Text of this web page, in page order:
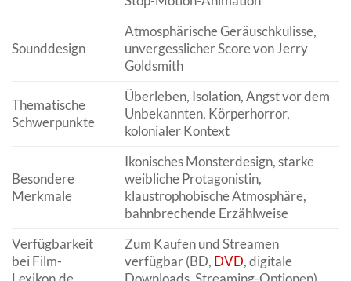
Sounddesign
Atmosphärische Geräuschkulisse,
unvergesslicher Score von Jerry
Goldsmith
Thematische
Schwerpunkte
Überleben, Isolation, Angst vor dem
Unbekannten, Körperhorror,
kolonialer Kontext
Besondere
Merkmale
Ikonisches Monsterdesign, starke
weibliche Protagonistin,
klaustrophobische Atmosphäre,
bahnbrechende Erzählweise
Verfügbarkeit
bei Film-
Zum Kaufen und Streamen
verfügbar (BD, DVD, digitale